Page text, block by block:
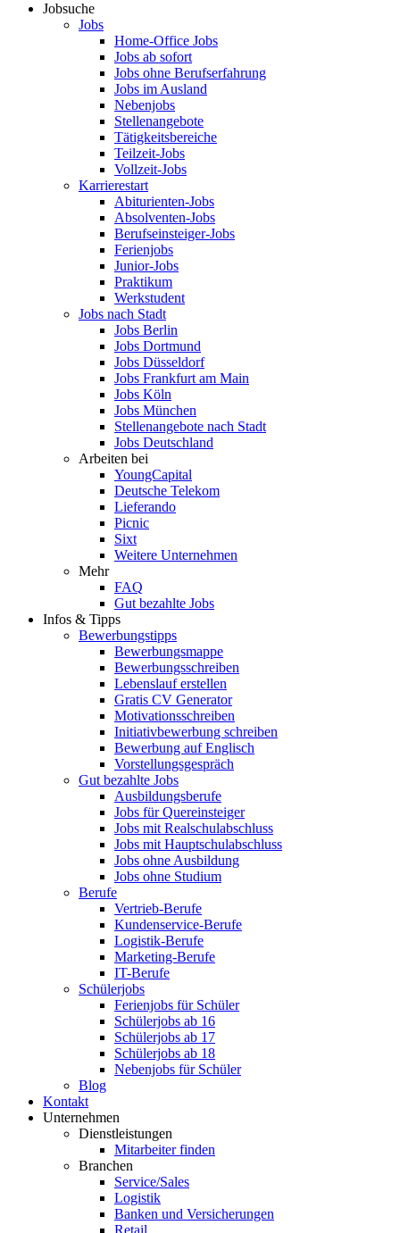
Jobsuche
Jobs
Home-Office Jobs
Jobs ab sofort
Jobs ohne Berufserfahrung
Jobs im Ausland
Nebenjobs
Stellenangebote
Tätigkeitsbereiche
Teilzeit-Jobs
Vollzeit-Jobs
Karrierestart
Abiturienten-Jobs
Absolventen-Jobs
Berufseinsteiger-Jobs
Ferienjobs
Junior-Jobs
Praktikum
Werkstudent
Jobs nach Stadt
Jobs Berlin
Jobs Dortmund
Jobs Düsseldorf
Jobs Frankfurt am Main
Jobs Köln
Jobs München
Stellenangebote nach Stadt
Jobs Deutschland
Arbeiten bei
YoungCapital
Deutsche Telekom
Lieferando
Picnic
Sixt
Weitere Unternehmen
Mehr
FAQ
Gut bezahlte Jobs
Infos & Tipps
Bewerbungstipps
Bewerbungsmappe
Bewerbungsschreiben
Lebenslauf erstellen
Gratis CV Generator
Motivationsschreiben
Initiativbewerbung schreiben
Bewerbung auf Englisch
Vorstellungsgespräch
Gut bezahlte Jobs
Ausbildungsberufe
Jobs für Quereinsteiger
Jobs mit Realschulabschluss
Jobs mit Hauptschulabschluss
Jobs ohne Ausbildung
Jobs ohne Studium
Berufe
Vertrieb-Berufe
Kundenservice-Berufe
Logistik-Berufe
Marketing-Berufe
IT-Berufe
Schülerjobs
Ferienjobs für Schüler
Schülerjobs ab 16
Schülerjobs ab 17
Schülerjobs ab 18
Nebenjobs für Schüler
Blog
Kontakt
Unternehmen
Dienstleistungen
Mitarbeiter finden
Branchen
Service/Sales
Logistik
Banken und Versicherungen
Retail